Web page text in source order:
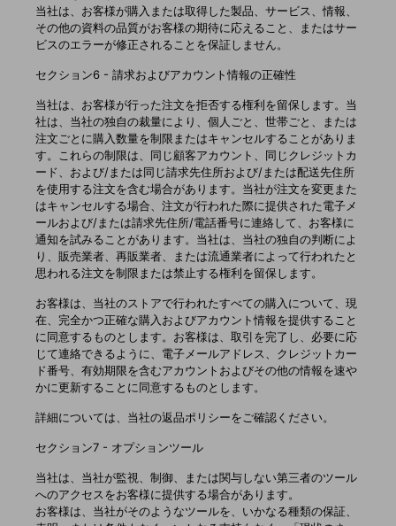
当社は、お客様が購入または取得した製品、サービス、情報、
その他の資料の品質がお客様の期待に応えること、またはサー
ビスのエラーが修正されることを保証しません。
セクション6 - 請求およびアカウント情報の正確性
当社は、お客様が行った注文を拒否する権利を留保します。当
社は、当社の独自の裁量により、個人ごと、世帯ごと、または
注文ごとに購入数量を制限またはキャンセルすることがありま
す。これらの制限は、同じ顧客アカウント、同じクレジットカ
ード、および/または同じ請求先住所および/または配送先住所
を使用する注文を含む場合があります。当社が注文を変更また
はキャンセルする場合、注文が行われた際に提供された電子メ
ールおよび/または請求先住所/電話番号に連絡して、お客様に
通知を試みることがあります。当社は、当社の独自の判断によ
り、販売業者、再販業者、または流通業者によって行われたと
思われる注文を制限または禁止する権利を留保します。
お客様は、当社のストアで行われたすべての購入について、現
在、完全かつ正確な購入およびアカウント情報を提供すること
に同意するものとします。お客様は、取引を完了し、必要に応
じて連絡できるように、電子メールアドレス、クレジットカー
ド番号、有効期限を含むアカウントおよびその他の情報を速や
かに更新することに同意するものとします。
詳細については、当社の返品ポリシーをご確認ください。
セクション7 - オプションツール
当社は、当社が監視、制御、または関与しない第三者のツール
へのアクセスをお客様に提供する場合があります。
お客様は、当社がそのようなツールを、いかなる種類の保証、